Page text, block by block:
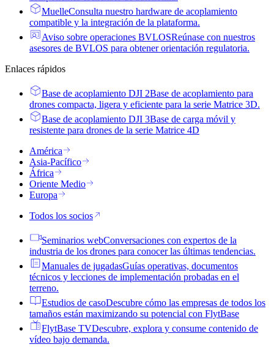
MuelleConsulta nuestro hardware de acoplamiento
compatible y la integración de la plataforma.
Aviso sobre operaciones BVLOSReúnase con nuestros
asesores de BVLOS para obtener orientación regulatoria.
Enlaces rápidos
Base de acoplamiento DJI 2Base de acoplamiento para
drones compacta, ligera y eficiente para la serie Matrice 3D.
Base de acoplamiento DJI 3Base de carga móvil y
resistente para drones de la serie Matrice 4D
América
Asia-Pacífico
África
Oriente Medio
Europa
Todos los socios
Seminarios webConversaciones con expertos de la
industria de los drones para conocer las últimas tendencias.
Manuales de jugadasGuías operativas, documentos
técnicos y lecciones de implementación probadas en el
terreno.
Estudios de casoDescubre cómo las empresas de todos los
tamaños están maximizando su potencial con FlytBase
FlytBase TVDescubre, explora y consume contenido de
vídeo bajo demanda.